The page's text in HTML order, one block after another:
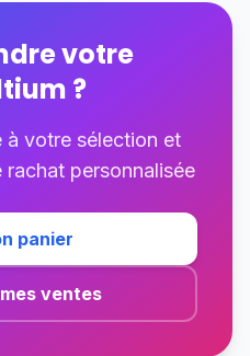
votre
?
votre sélection et
personnalisée
panier
ventes